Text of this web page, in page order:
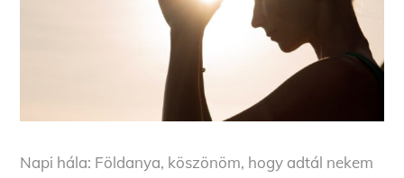
Napi hála: Földanya, köszönöm, hogy adtál nekem